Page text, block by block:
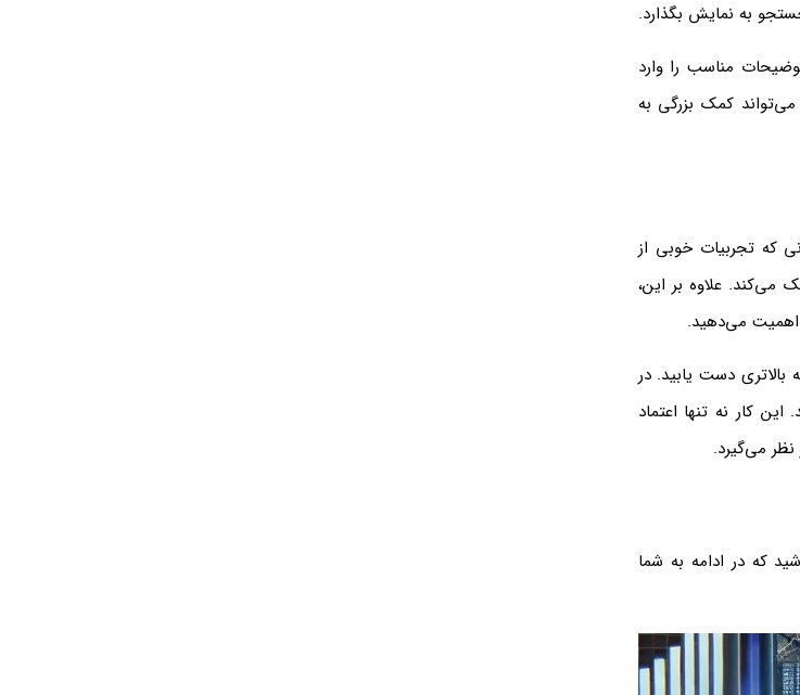
به نمایش بگذارد.
مناسب را وارد
کمک بزرگی به
که تجربیات خوبی از
می‌کند. علاوه بر این،
اهمیت می‌دهید.
دست یابید. در
کار نه تنها اعتماد
نظر می‌گیرد.
که در ادامه به شما